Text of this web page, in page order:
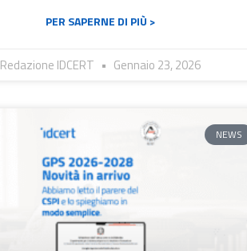
PER SAPERNE DI PIÙ >
Redazione IDCERT Gennaio 23, 2026
NEWS